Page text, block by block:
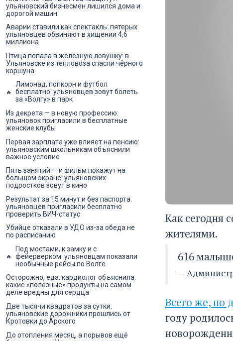
Как сегодня
жителями.
616
—
Всего же, по
году
ульяновский бизнесмен лишился дома и
дорогой машин
Аварии ставили как спектакль: пятерых
ульяновцев обвиняют в хищении 4,6
миллиона
Птица попала в железную ловушку: в
Ульяновске из тепловоза спасли чёрного
коршуна
Лимонад, попкорн и футбол
бесплатно: ульяновцев зовут болеть
за «Волгу» в парк
Из декрета — в новую профессию:
ульяновок пригласили в бесплатные
женские клубы
Первая зарплата уже влияет на пенсию:
ульяновским школьникам объяснили
важное условие
Пять занятий — и фильм покажут на
большом экране: ульяновских
подростков зовут в кино
Результат за 15 минут и без паспорта:
ульяновцев пригласили бесплатно
проверить ВИЧ-статус
Убийце отказали в УДО из-за обеда не
по расписанию
Под мостами, к замку и с
фейерверком: ульяновцам показали
необычные рейсы по Волге
Осторожно, еда: кардиолог объяснила,
какие «полезные» продукты на самом
деле вредны для сердца
Две тысячи квадратов за сутки:
ульяновские дорожники прошлись от
Кротовки до Арского
До отопления месяц, а порывов ещё